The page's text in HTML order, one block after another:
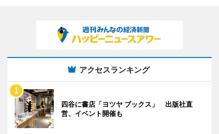
アクセスランキング
四谷に書店「ヨツヤ ブックス」 出版社直
営、イベント開催も